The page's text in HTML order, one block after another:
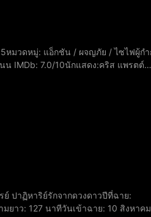
น IMDb: 7.0/10นักแสดง:คริส แพรตต์
ยาว: 127 นาทีวันเข้าฉาย: 10 สิงหาคม